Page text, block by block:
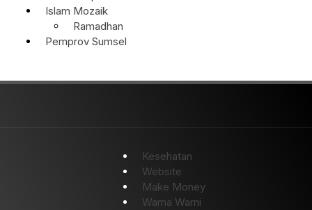
Islam Mozaik
Ramadhan
Pemprov Sumsel
Kesehatan
Website
Make Money
Warna Warni